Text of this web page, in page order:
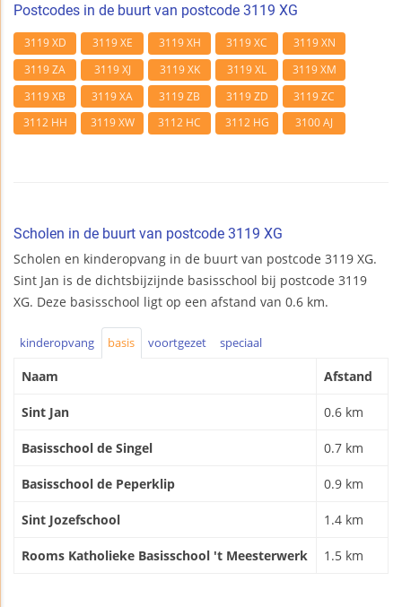
Postcodes in de buurt van postcode 3119 XG
3119 XD 3119 XE 3119 XH 3119 XC
3119 XN
3119 ZA
3119 XJ 3119 XK 3119 XL
3119 XM
3119 XB
3119 XA 3119 ZB 3119 ZD
3119 ZC
3112 HH
3119 XW 3112 HC 3112 HG 3100 AJ
Scholen in de buurt van postcode 3119 XG
Scholen en kinderopvang in de buurt van postcode 3119 XG.
Sint Jan is de dichtsbijzijnde basisschool bij postcode 3119
XG. Deze basisschool ligt op een afstand van 0.6 km.
kinderopvang basis voortgezet speciaal
Naam Afstand
Sint Jan 0.6 km
Basisschool de Singel 0.7 km
Basisschool de Peperklip 0.9 km
Sint Jozefschool 1.4 km
Rooms Katholieke Basisschool 't Meesterwerk 1.5 km